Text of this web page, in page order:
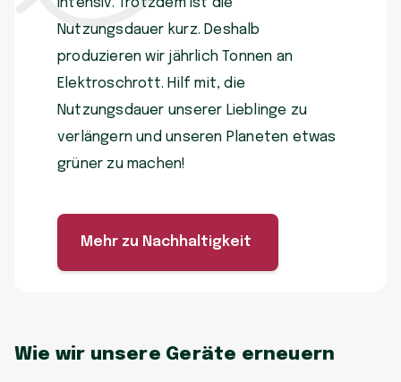
intensiv. Trotzdem ist die
Nutzungsdauer kurz. Deshalb
produzieren wir jährlich Tonnen an
Elektroschrott. Hilf mit, die
Nutzungsdauer unserer Lieblinge zu
verlängern und unseren Planeten etwas
grüner zu machen!
Mehr zu Nachhaltigkeit
Wie wir unsere Geräte erneuern